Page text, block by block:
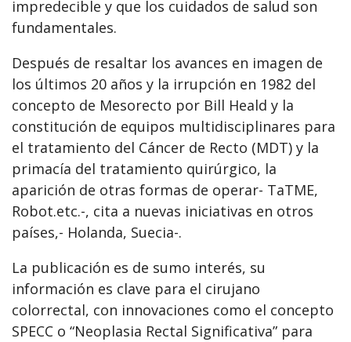
impredecible y que los cuidados de salud son
fundamentales.
Después de resaltar los avances en imagen de
los últimos 20 años y la irrupción en 1982 del
concepto de Mesorecto por Bill Heald y la
constitución de equipos multidisciplinares para
el tratamiento del Cáncer de Recto (MDT) y la
primacía del tratamiento quirúrgico, la
aparición de otras formas de operar- TaTME,
Robot.etc.-, cita a nuevas iniciativas en otros
países,- Holanda, Suecia-.
La publicación es de sumo interés, su
información es clave para el cirujano
colorrectal, con innovaciones como el concepto
SPECC o “Neoplasia Rectal Significativa” para